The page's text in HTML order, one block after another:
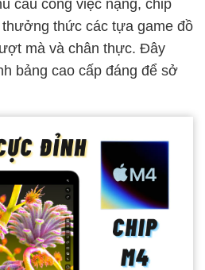
cầu công việc nặng, chip
thức các tựa game đồ
mà và chân thực. Đây
bảng cao cấp đáng để sở